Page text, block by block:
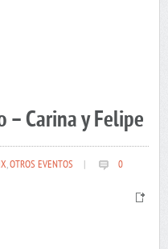
– Carina y Felipe
,OTROS EVENTOS 0